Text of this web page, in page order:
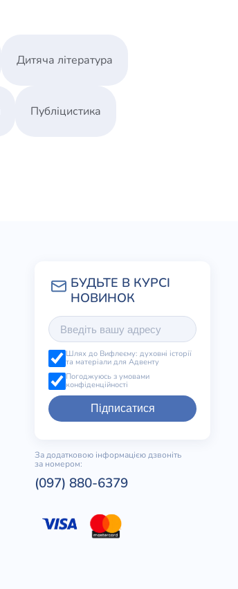
Дитяча література
Публіцистика
Шлях до Вифлеєму: духовні історії
та матеріали для Адвенту
Погоджуюсь з умовами
конфіденційності
Підписатися
За додатковою інформацією дзвоніть
за номером:
(097) 880-6379